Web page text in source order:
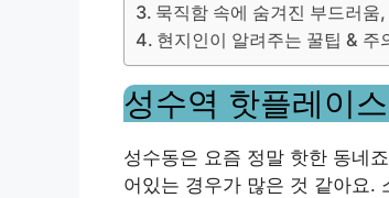
묵직함 속에 숨겨진 부드러움
현지인이 알려주는 꿀팁 & 주
성수역 핫플레이
성수동은 요즘 정말 핫한 동네
어있는 경우가 많은 것 같아요.